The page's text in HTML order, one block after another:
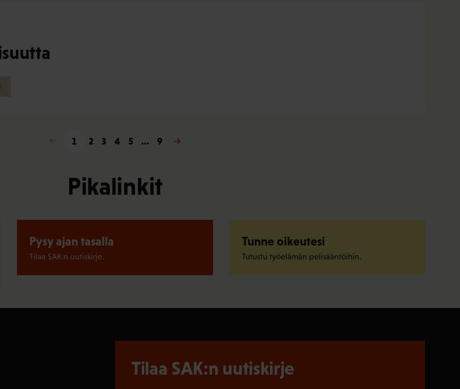
1 2 3 4 5 ... 9 >
Pikalinkit
Pysy ajan tasalla
Tilaa SAK:n uutiskirje.
Tunne oikeutesi
Tutustu työelämän pelisääntöihin.
Tilaa SAK:n uutiskirje